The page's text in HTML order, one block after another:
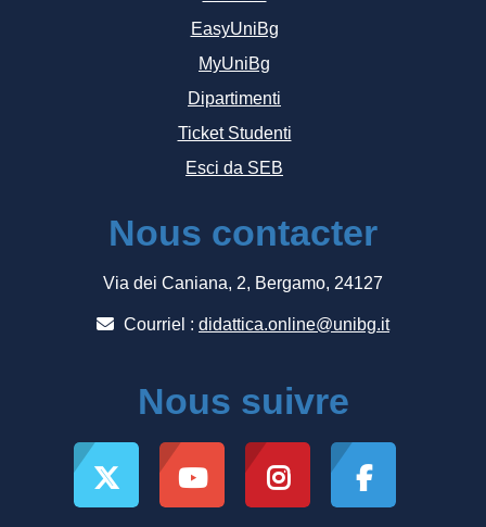
EasyUniBg
MyUniBg
Dipartimenti
Ticket Studenti
Esci da SEB
Nous contacter
Via dei Caniana, 2, Bergamo, 24127
Courriel : didattica.online@unibg.it
Nous suivre